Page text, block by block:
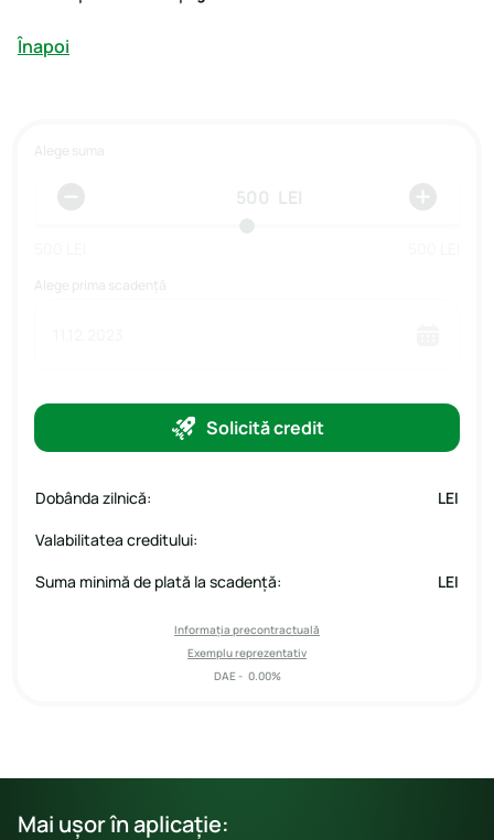
Înapoi
Alege suma
LEI
Alege prima scadență
Solicită credit
Dobânda zilnică:
LEI
Valabilitatea creditului:
Suma minimă de plată la scadență:
LEI
Informația precontractuală
Exemplu reprezentativ
DAE - 0.00%
Mai ușor în aplicație: